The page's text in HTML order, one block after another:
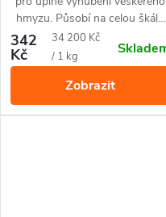
hmyzu. Působí na celou škálu
hmyzích škůdců, od roztočů až
po šváby.
342
Kč
Měrná
cena:
34 200 Kč
/ 1 kg
Zobrazit